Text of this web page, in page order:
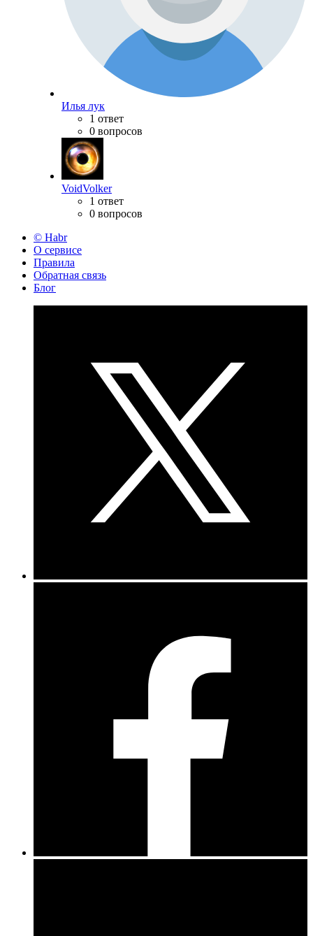
Илья лук
1 ответ
0 вопросов
VoidVolker
1 ответ
0 вопросов
© Habr
О сервисе
Правила
Обратная связь
Блог